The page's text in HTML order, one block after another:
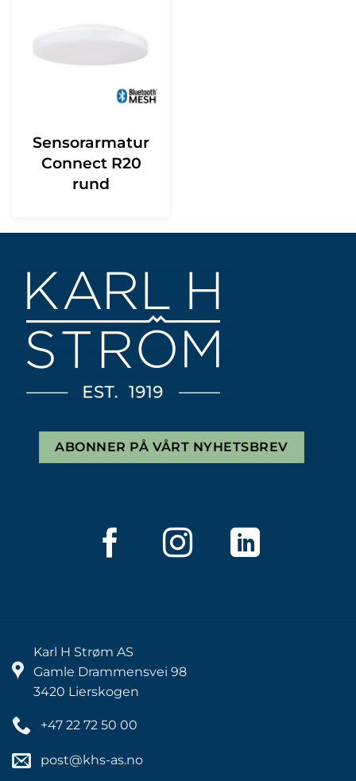
Sensorarmatur
Connect R20
rund
ABONNER PÅ VÅRT NYHETSBREV
Karl H Strøm AS
Gamle Drammensvei 98
3420 Lierskogen
+47 22 72 50 00
post@khs-as.no